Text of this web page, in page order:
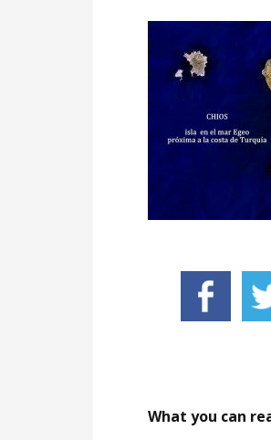
What you can